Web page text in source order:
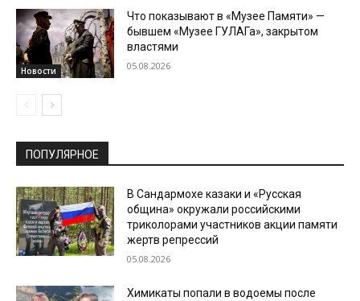
Новости
Что показывают в «Музее Памяти» —
бывшем «Музее ГУЛАГа», закрытом
властями
05.08.2026
ПОПУЛЯРНОЕ
В Сандармохе казаки и «Русская
община» окружали российскими
триколорами участников акции памяти
жертв репрессий
05.08.2026
Химикаты попали в водоемы после